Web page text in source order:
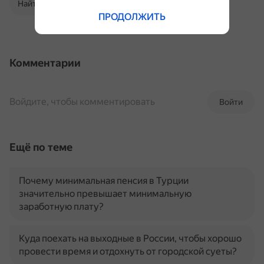
Найти в Поиске
Комментарии
Войти
Войдите, чтобы комментировать
Ещё по теме
Почему минимальная пенсия в Турции
значительно превышает минимальную
заработную плату?
Куда поехать на выходные в России, чтобы хорошо
провести время и отдохнуть от городской суеты?
ПРОДОЛЖИТЬ